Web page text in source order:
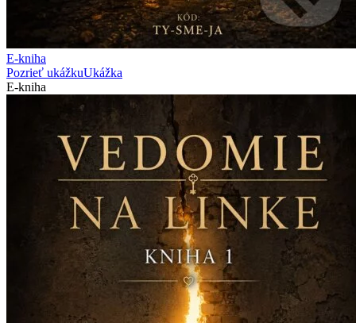
E-kniha
Pozrieť ukážkuUkážka
E-kniha